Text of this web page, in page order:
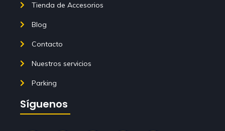
Tienda de Accesorios
Blog
Contacto
Nuestros servicios
Parking
Síguenos